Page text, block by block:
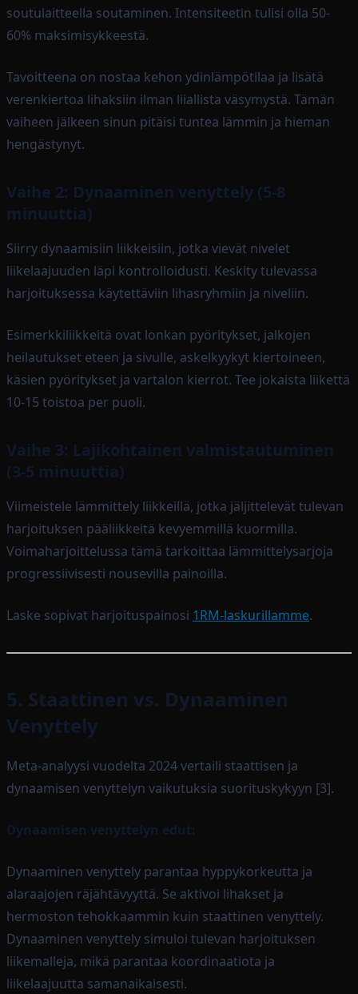
soutulaitteella soutaminen. Intensiteetin tulisi olla 50-
60% maksimisykkeestä.
Tavoitteena on nostaa kehon ydinlämpötilaa ja lisätä
verenkiertoa lihaksiin ilman liiallista väsymystä. Tämän
vaiheen jälkeen sinun pitäisi tuntea lämmin ja hieman
hengästynyt.
Vaihe 2: Dynaaminen venyttely (5-8
minuuttia)
Siirry dynaamisiin liikkeisiin, jotka vievät nivelet
liikelaajuuden läpi kontrolloidusti. Keskity tulevassa
harjoituksessa käytettäviin lihasryhmiin ja niveliin.
Esimerkkiliikkeitä ovat lonkan pyöritykset, jalkojen
heilautukset eteen ja sivulle, askelkyykyt kiertoineen,
käsien pyöritykset ja vartalon kierrot. Tee jokaista liikettä
10-15 toistoa per puoli.
Vaihe 3: Lajikohtainen valmistautuminen
(3-5 minuuttia)
Viimeistele lämmittely liikkeillä, jotka jäljittelevät tulevan
harjoituksen pääliikkeitä kevyemmillä kuormilla.
Voimaharjoittelussa tämä tarkoittaa lämmittelysarjoja
progressiivisesti nousevilla painoilla.
Laske sopivat harjoituspainosi 1RM-laskurillamme.
5. Staattinen vs. Dynaaminen
Venyttely
Meta-analyysi vuodelta 2024 vertaili staattisen ja
dynaamisen venyttelyn vaikutuksia suorituskykyyn [3].
Dynaamisen venyttelyn edut:
Dynaaminen venyttely parantaa hyppykorkeutta ja
alaraajojen räjähtävyyttä. Se aktivoi lihakset ja
hermoston tehokkaammin kuin staattinen venyttely.
Dynaaminen venyttely simuloi tulevan harjoituksen
liikemalleja, mikä parantaa koordinaatiota ja
liikelaajuutta samanaikaisesti.